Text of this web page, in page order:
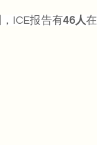
，ICE报告有46人在